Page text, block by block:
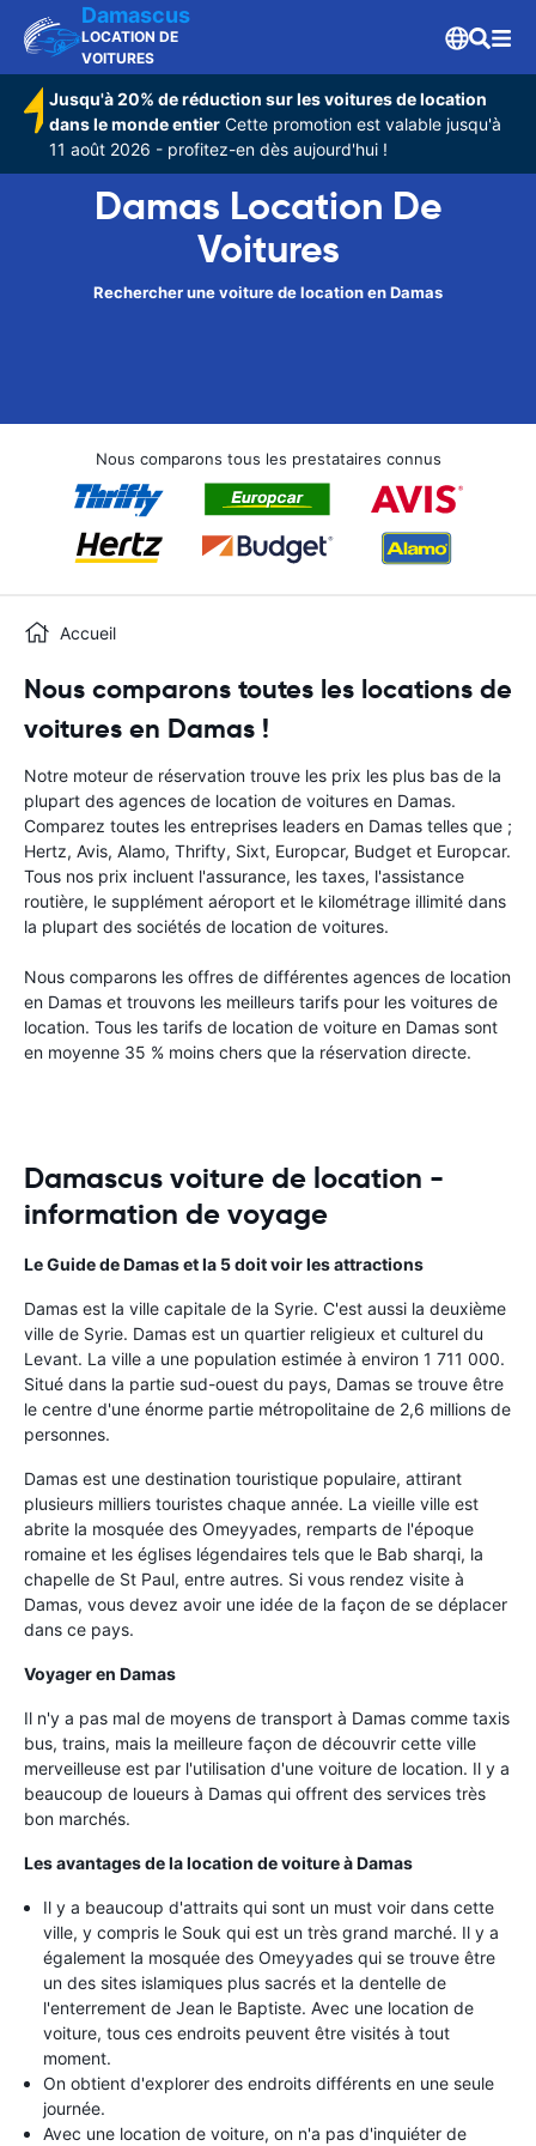
Damascus
LOCATION DE
VOITURES
Jusqu'à 20% de réduction sur les voitures de location
dans le monde entier Cette promotion est valable jusqu'à
11 août 2026 - profitez-en dès aujourd'hui !
Damas Location De
Voitures
Rechercher une voiture de location en Damas
Nous comparons tous les prestataires connus
Accueil
Nous comparons toutes les locations de
voitures en Damas !
Notre moteur de réservation trouve les prix les plus bas de la
plupart des agences de location de voitures en Damas.
Comparez toutes les entreprises leaders en Damas telles que ;
Hertz, Avis, Alamo, Thrifty, Sixt, Europcar, Budget et Europcar.
Tous nos prix incluent l'assurance, les taxes, l'assistance
routière, le supplément aéroport et le kilométrage illimité dans
la plupart des sociétés de location de voitures.
Nous comparons les offres de différentes agences de location
en Damas et trouvons les meilleurs tarifs pour les voitures de
location. Tous les tarifs de location de voiture en Damas sont
en moyenne 35 % moins chers que la réservation directe.
Damascus voiture de location -
information de voyage
Le Guide de Damas et la 5 doit voir les attractions
Damas est la ville capitale de la Syrie. C'est aussi la deuxième
ville de Syrie. Damas est un quartier religieux et culturel du
Levant. La ville a une population estimée à environ 1 711 000.
Situé dans la partie sud-ouest du pays, Damas se trouve être
le centre d'une énorme partie métropolitaine de 2,6 millions de
personnes.
Damas est une destination touristique populaire, attirant
plusieurs milliers touristes chaque année. La vieille ville est
abrite la mosquée des Omeyyades, remparts de l'époque
romaine et les églises légendaires tels que le Bab sharqi, la
chapelle de St Paul, entre autres. Si vous rendez visite à
Damas, vous devez avoir une idée de la façon de se déplacer
dans ce pays.
Voyager en Damas
Il n'y a pas mal de moyens de transport à Damas comme taxis
bus, trains, mais la meilleure façon de découvrir cette ville
merveilleuse est par l'utilisation d'une voiture de location. Il y a
beaucoup de loueurs à Damas qui offrent des services très
bon marchés.
Les avantages de la location de voiture à Damas
Il y a beaucoup d'attraits qui sont un must voir dans cette
ville, y compris le Souk qui est un très grand marché. Il y a
également la mosquée des Omeyyades qui se trouve être
un des sites islamiques plus sacrés et la dentelle de
l'enterrement de Jean le Baptiste. Avec une location de
voiture, tous ces endroits peuvent être visités à tout
moment.
On obtient d'explorer des endroits différents en une seule
journée.
Avec une location de voiture, on n'a pas d'inquiéter de